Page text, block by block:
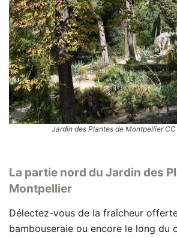
Jardin des Plantes de Montpellier
La partie nord du Jardin des
Montpellier
Délectez-vous de la fraîcheur
bambouseraie ou encore le long du